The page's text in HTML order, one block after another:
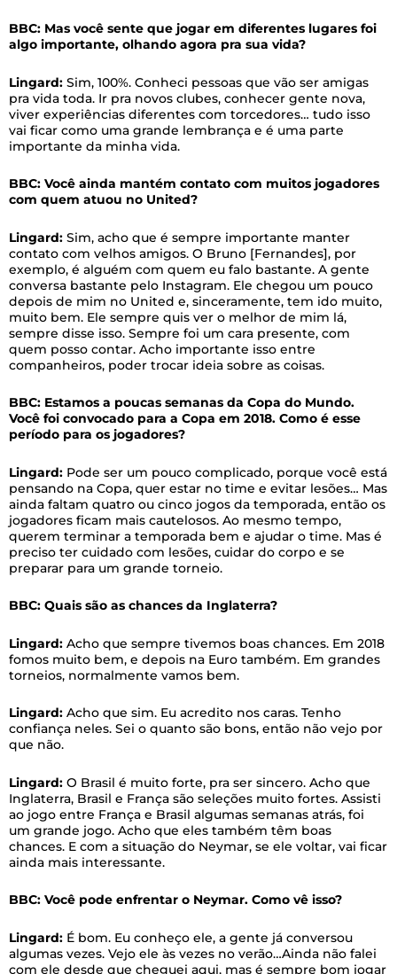
BBC: Mas você sente que jogar em diferentes lugares foi
algo importante, olhando agora pra sua vida?
Lingard: Sim, 100%. Conheci pessoas que vão ser amigas
pra vida toda. Ir pra novos clubes, conhecer gente nova,
viver experiências diferentes com torcedores… tudo isso
vai ficar como uma grande lembrança e é uma parte
importante da minha vida.
BBC: Você ainda mantém contato com muitos jogadores
com quem atuou no United?
Lingard: Sim, acho que é sempre importante manter
contato com velhos amigos. O Bruno [Fernandes], por
exemplo, é alguém com quem eu falo bastante. A gente
conversa bastante pelo Instagram. Ele chegou um pouco
depois de mim no United e, sinceramente, tem ido muito,
muito bem. Ele sempre quis ver o melhor de mim lá,
sempre disse isso. Sempre foi um cara presente, com
quem posso contar. Acho importante isso entre
companheiros, poder trocar ideia sobre as coisas.
BBC: Estamos a poucas semanas da Copa do Mundo.
Você foi convocado para a Copa em 2018. Como é esse
período para os jogadores?
Lingard: Pode ser um pouco complicado, porque você está
pensando na Copa, quer estar no time e evitar lesões… Mas
ainda faltam quatro ou cinco jogos da temporada, então os
jogadores ficam mais cautelosos. Ao mesmo tempo,
querem terminar a temporada bem e ajudar o time. Mas é
preciso ter cuidado com lesões, cuidar do corpo e se
preparar para um grande torneio.
BBC: Quais são as chances da Inglaterra?
Lingard: Acho que sempre tivemos boas chances. Em 2018
fomos muito bem, e depois na Euro também. Em grandes
torneios, normalmente vamos bem.
Lingard: Acho que sim. Eu acredito nos caras. Tenho
confiança neles. Sei o quanto são bons, então não vejo por
que não.
Lingard: O Brasil é muito forte, pra ser sincero. Acho que
Inglaterra, Brasil e França são seleções muito fortes. Assisti
ao jogo entre França e Brasil algumas semanas atrás, foi
um grande jogo. Acho que eles também têm boas
chances. E com a situação do Neymar, se ele voltar, vai ficar
ainda mais interessante.
BBC: Você pode enfrentar o Neymar. Como vê isso?
Lingard: É bom. Eu conheço ele, a gente já conversou
algumas vezes. Vejo ele às vezes no verão…Ainda não falei
com ele desde que cheguei aqui, mas é sempre bom jogar